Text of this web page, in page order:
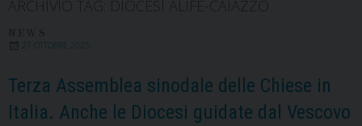
27 OTTOBRE 2025
Terza Assemblea sinodale delle Chiese in
Italia. Anche le Diocesi guidate dal Vescovo